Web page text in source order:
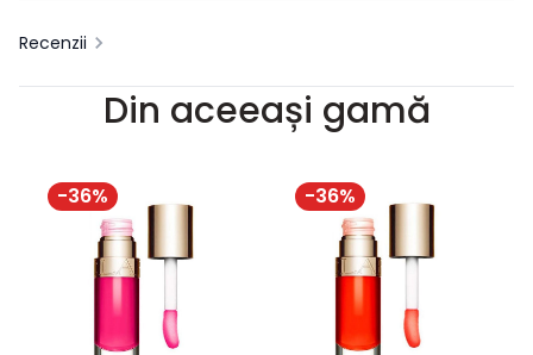
Recenzii
Din aceeași gamă
-36% -36%